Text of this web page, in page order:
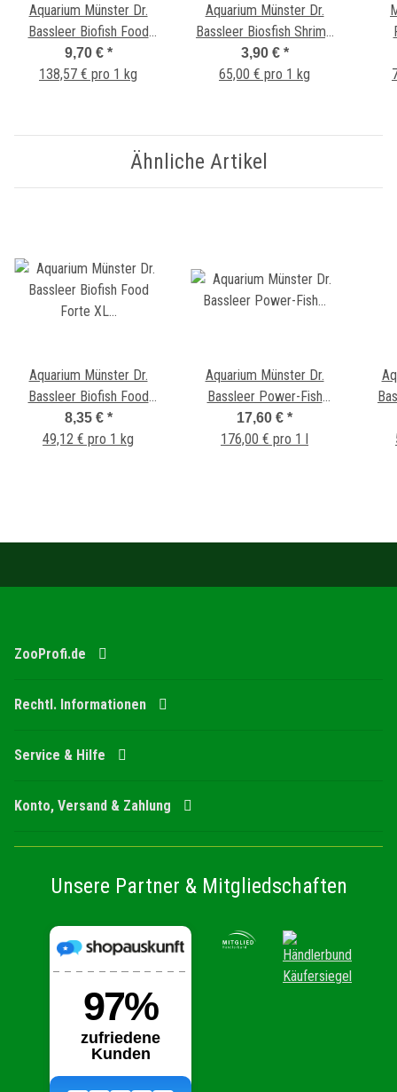
Aquarium Münster Dr.
Bassleer Biofish Food
Regular Flake 140g Dose
9,70 € *
138,57 € pro 1 kg
Aquarium Münster Dr.
Bassleer Biosfish Shrimp
Sticks Regular 60g
3,90 € *
65,00 € pro 1 kg
Ähnliche Artikel
Aquarium Münster Dr.
Bassleer Biofish Food
Forte XL 170 g
8,35 € *
49,12 € pro 1 kg
Aquarium Münster Dr.
Bassleer Power-Fish
Vitaminspray 100ml
17,60 € *
176,00 € pro 1 l
ZooProfi.de
Rechtl. Informationen
Service & Hilfe
Konto, Versand & Zahlung
Unsere Partner & Mitgliedschaften